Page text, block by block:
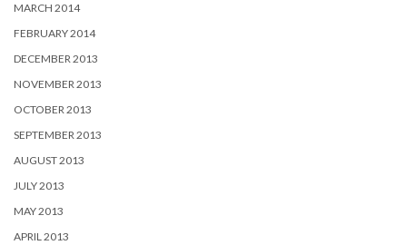
MARCH 2014
FEBRUARY 2014
DECEMBER 2013
NOVEMBER 2013
OCTOBER 2013
SEPTEMBER 2013
AUGUST 2013
JULY 2013
MAY 2013
APRIL 2013